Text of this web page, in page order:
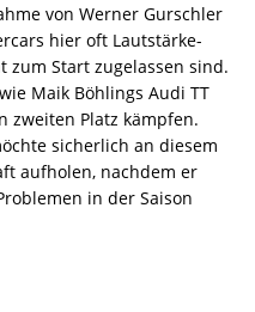
von Werner Gurschler
hier oft Lautstärke-
zum Start zugelassen sind.
Maik Böhlings Audi TT
zweiten Platz kämpfen.
sicherlich an diesem
aufholen, nachdem er
in der Saison